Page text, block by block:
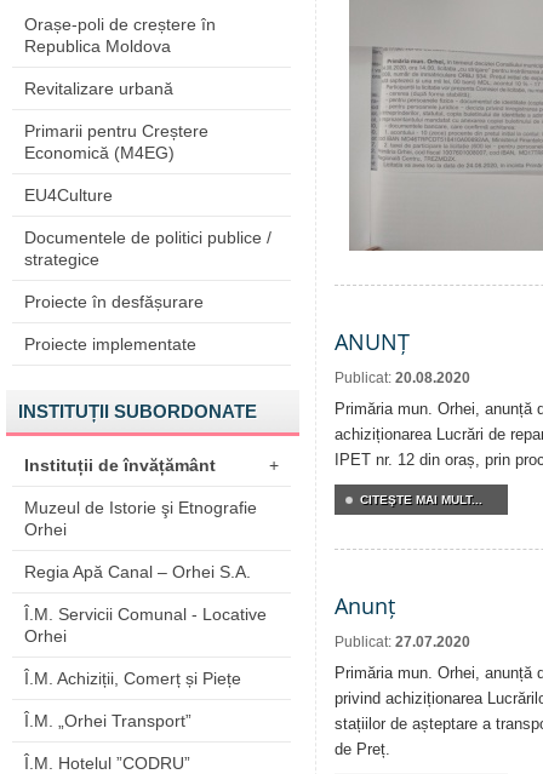
Orașe-poli de creștere în
Republica Moldova
Revitalizare urbană
Primarii pentru Creștere
Economică (M4EG)
EU4Culture
Documentele de politici publice /
strategice
Proiecte în desfășurare
Proiecte implementate
INSTITUȚII SUBORDONATE
Instituții de învățământ +
Muzeul de Istorie şi Etnografie
Orhei
Regia Apă Canal – Orhei S.A.
Î.M. Servicii Comunal - Locative
Orhei
Î.M. Achiziții, Comerț și Piețe
Î.M. „Orhei Transport”
Î.M. Hotelul ”CODRU”
ANUNȚ
Publicat: 20.08.2020
Primăria mun. Orhei, anunță
achiziționarea Lucrări de
IPET nr. 12 din oraș, prin
CITEŞTE MAI MULT...
Anunț
Publicat: 27.07.2020
Primăria mun. Orhei, anunță
privind achiziționarea
stațiilor de așteptare a
de Preț.